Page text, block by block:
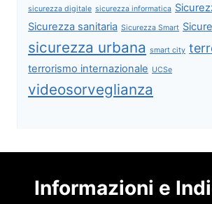
sicurezza digitale sicurezza informatica
Sicurezza sanitaria Sicurezza Smart
sicurezza urbana smart city
terrorismo internazionale UCSe
videosorveglianza
Informazioni e